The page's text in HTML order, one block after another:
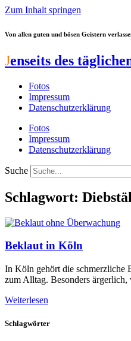
Zum Inhalt springen
Von allen guten und bösen Geistern
Jenseits des
Fotos
Impressum
Datenschutzerklärung
Fotos
Impressum
Datenschutzerklärung
Suche
Schlagwort:
Beklaut in Köln
In Köln gehört die schmerzliche
zum Alltag. Besonders ärgerlich,
Weiterlesen
Schlagwörter